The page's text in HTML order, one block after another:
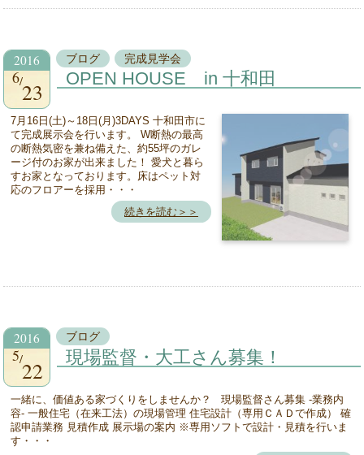
2016
6
23
ブログ 完成見学会
OPEN HOUSE in 十和田
7月16日(土)～18日(月)3DAYS 十和田市に
て完成展示会を行います。 W断熱の最高
の断熱気密を兼ね備えた、約55坪のガレ
ージ付のお家が出来ました！ 愛犬と暮ら
すお家となっております。床はペット対
応のフロアーを採用・・・
続きを読む＞＞
2016
5
22
ブログ
現場監督・大工さん募集！
一緒に、価値ある家づくりをしませんか？ 現場監督さん募集 -業務内
容- 一般住宅（在来工法）の現場管理 住宅設計（専用ＣＡＤで作成） 確
認申請業務 見積作成 展示場の案内 ※専用ソフトで設計・見積を行いま
す・・・